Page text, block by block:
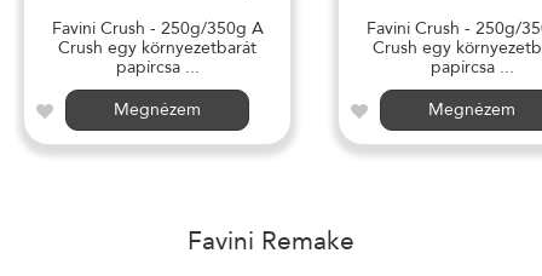
Favini Crush - 250g/350g A
Crush egy környezetbarát
papírcsa ...
Megnézem
Favini Crush - 250g/
Crush egy
papírcsa ...
Megnézem
Favini Remake